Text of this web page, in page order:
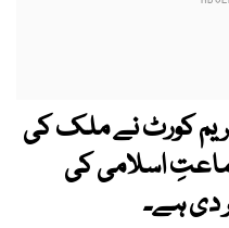
کورٹ نے ملک کی
اسلامی کی
دی ہے۔